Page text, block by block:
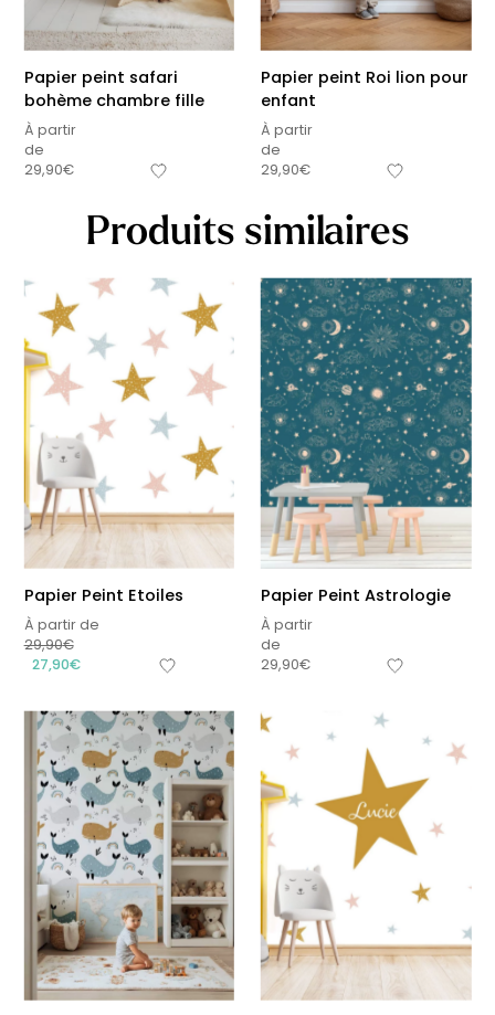
Papier peint safari
bohème chambre fille
À partir
de
29,90€
Papier peint Roi lion pour
enfant
À partir
de
29,90€
Produits similaires
Papier Peint Etoiles
À partir de
29,90€
27,90€
Papier Peint Astrologie
À partir
de
29,90€